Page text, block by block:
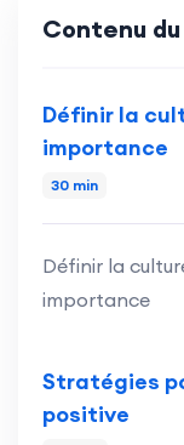
Contenu
Définir la
importance
30 min
Définir la
importance
Stratégies
positive